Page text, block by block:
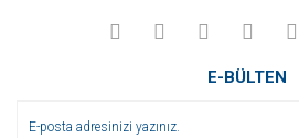
E-BÜLTEN